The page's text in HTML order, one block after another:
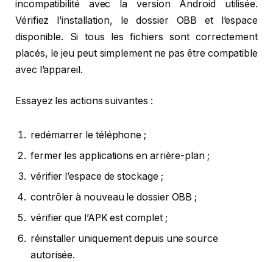
incompatibilité avec la version Android utilisée.
Vérifiez l’installation, le dossier OBB et l’espace
disponible. Si tous les fichiers sont correctement
placés, le jeu peut simplement ne pas être compatible
avec l’appareil.
Essayez les actions suivantes :
redémarrer le téléphone ;
fermer les applications en arrière-plan ;
vérifier l’espace de stockage ;
contrôler à nouveau le dossier OBB ;
vérifier que l’APK est complet ;
réinstaller uniquement depuis une source
autorisée.